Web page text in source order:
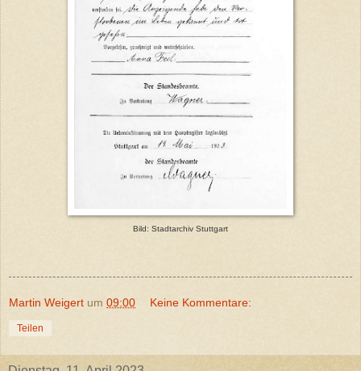
Bild: Stadtarchiv Stuttgart
Martin Weigert um 09:00 Keine Kommentare:
Teilen